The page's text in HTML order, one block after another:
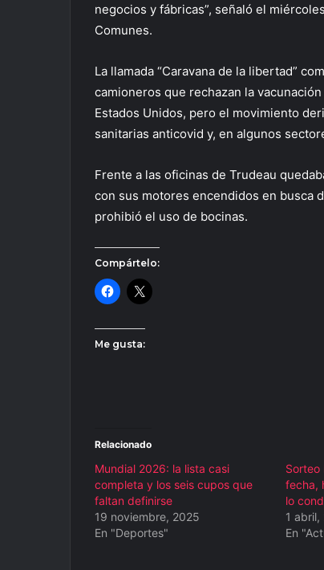
negocios y fábricas”, señaló el
Comunes.
La llamada “Caravana de la libertad”
camioneros que rechazan la
Estados Unidos, pero el movimiento
sanitarias anticovid y, en algunos
Frente a las oficinas de Trudeau
con sus motores encendidos en busca
prohibió el uso de bocinas.
Compártelo:
Me gusta:
Relacionado
Mundial 2026: la lista casi
completa y los seis cupos que
faltan definirse
19 noviembre, 2025
En "Deportes"
Sorteo
fecha,
lo
1 abril,
En